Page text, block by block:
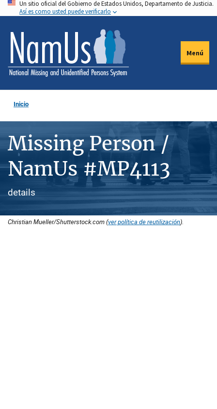
Pasar
al
contenido
principal
Un sitio oficial del Gobierno de Estados Unidos, Departamento de Justicia.
Así es como usted puede verificarlo
Menú
Inicio
Missing Person /
NamUs #MP4113
details
Christian Mueller/Shutterstock.com (ver política de reutilización).